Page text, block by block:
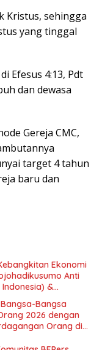
Kristus, sehingga
yang tinggal
Efesus 4:13, Pdt
dan dewasa
Gereja CMC,
target 4 tahun
baru dan
Ekonomi
Anti
&
Perekonomian
Menata Bangsa
Bangsa
2026 dengan
Orang di